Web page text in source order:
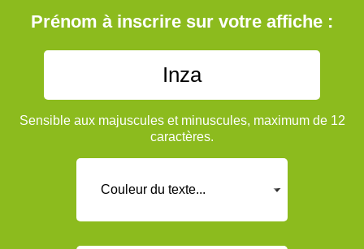
Prénom à inscrire sur votre affiche :
Sensible aux majuscules et minuscules, maximum de 12
caractères.